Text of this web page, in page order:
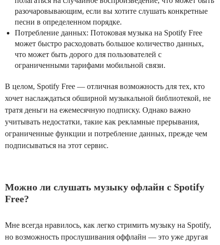
разочаровывающим, если вы хотите слушать конкретные
песни в определенном порядке.
Потребление данных: Потоковая музыка на Spotify Free
может быстро расходовать большое количество данных,
что может быть дорого для пользователей с
ограниченными тарифами мобильной связи.
В целом, Spotify Free — отличная возможность для тех, кто
хочет наслаждаться обширной музыкальной библиотекой, не
тратя деньги на ежемесячную подписку. Однако важно
учитывать недостатки, такие как рекламные прерывания,
ограниченные функции и потребление данных, прежде чем
подписываться на этот сервис.
Можно ли слушать музыку офлайн с Spotify
Free?
Мне всегда нравилось, как легко стримить музыку на Spotify,
но возможность прослушивания оффлайн — это уже другая